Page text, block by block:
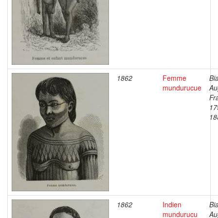
1862
Femme
mundurucue
1862
Indien
mundurucu